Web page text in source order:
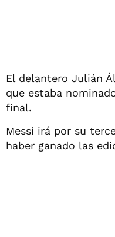
El delantero Julián
que estaba
final.
Messi irá por su
haber ganado las